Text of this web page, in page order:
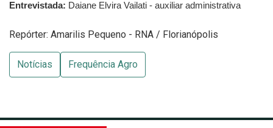
Entrevistada: Daiane Elvira Vailati - auxiliar administrativa
Repórter: Amarilis Pequeno - RNA / Florianópolis
Notícias Frequência Agro